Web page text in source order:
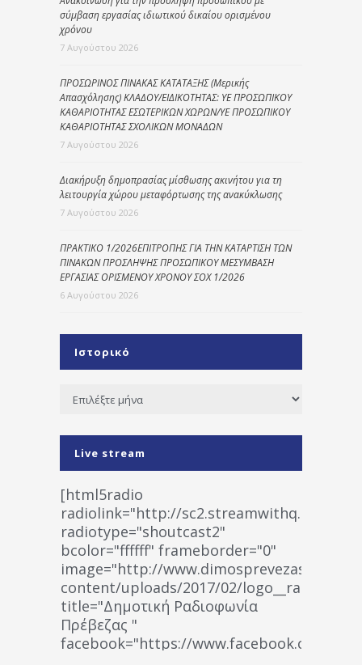
σύμβαση εργασίας ιδιωτικού δικαίου ορισμένου
χρόνου
7 Αυγούστου 2026
ΠΡΟΣΩΡΙΝΟΣ ΠΙΝΑΚΑΣ ΚΑΤΑΤΑΞΗΣ (Μερικής
Απασχόλησης) ΚΛΑΔΟΥ/ΕΙΔΙΚΟΤΗΤΑΣ: ΥΕ ΠΡΟΣΩΠΙΚΟΥ
ΚΑΘΑΡΙΟΤΗΤΑΣ ΕΣΩΤΕΡΙΚΩΝ ΧΩΡΩΝ/ΥΕ ΠΡΟΣΩΠΙΚΟΥ
ΚΑΘΑΡΙΟΤΗΤΑΣ ΣΧΟΛΙΚΩΝ ΜΟΝΑΔΩΝ
7 Αυγούστου 2026
Διακήρυξη δημοπρασίας μίσθωσης ακινήτου για τη
λειτουργία χώρου μεταφόρτωσης της ανακύκλωσης
7 Αυγούστου 2026
ΠΡΑΚΤΙΚΟ 1/2026ΕΠΙΤΡΟΠΗΣ ΓΙΑ ΤΗΝ ΚΑΤΑΡΤΙΣΗ ΤΩΝ
ΠΙΝΑΚΩΝ ΠΡΟΣΛΗΨΗΣ ΠΡΟΣΩΠΙΚΟΥ ΜΕΣΥΜΒΑΣΗ
ΕΡΓΑΣΙΑΣ ΟΡΙΣΜΕΝΟΥ ΧΡΟΝΟΥ ΣΟΧ 1/2026
6 Αυγούστου 2026
Ιστορικό
Ιστορικό
Live stream
[html5radio
radiolink="http://
radiotype="shoutcast2"
bcolor="ffffff" frameborder="0"
image="http://www.dimosprevezas.gr/wp-
content/uploads/2017/02/
title="Δημοτική Ραδιοφωνία
Πρέβεζας "
facebook="https://www.facebook.com/